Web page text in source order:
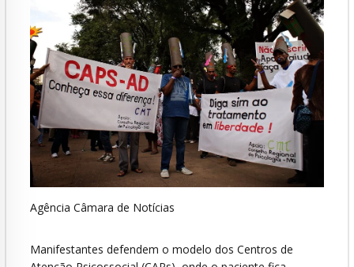
Agência Câmara de Notícias
Manifestantes defendem o modelo dos Centros de